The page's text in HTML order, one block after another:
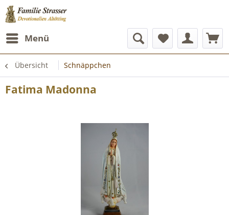
Menü
Übersicht Schnäppchen
Fatima Madonna